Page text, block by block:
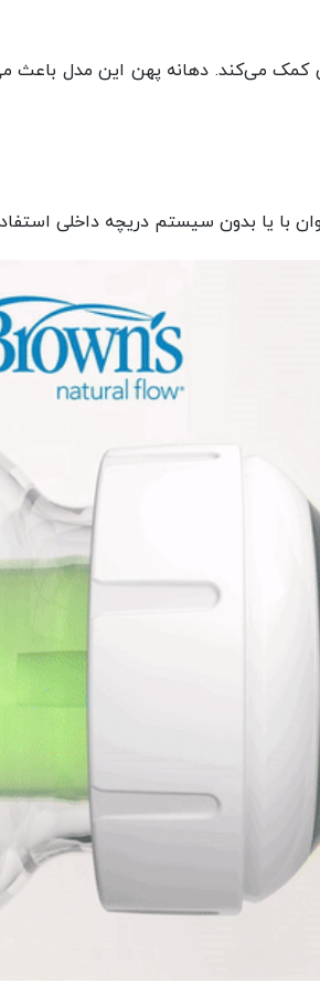
کمک می‌کند. دهانه پهن این مدل باعث
با یا بدون سیستم دریچه داخلی